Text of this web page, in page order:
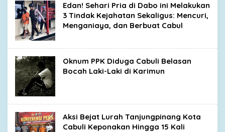
Edan! Sehari Pria di Dabo ini Melakukan
3 Tindak Kejahatan Sekaligus: Mencuri,
Menganiaya, dan Berbuat Cabul
Oknum PPK Diduga Cabuli Belasan
Bocah Laki-Laki di Karimun
Aksi Bejat Lurah Tanjungpinang Kota
Cabuli Keponakan Hingga 15 Kali